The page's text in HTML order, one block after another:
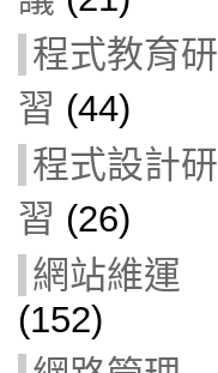
程式教育研
習 (44)
程式設計研
習 (26)
網站維運
(152)